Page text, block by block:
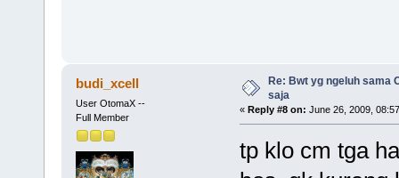
budi_xcell
User OtomaX --
Full Member
Re: Bwt yg ngeluh sama
saja
« Reply #8 on: June 26, 2009,
tp klo cm tga